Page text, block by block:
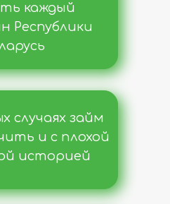
каждый
Республики
случаях займ
и с плохой
историей